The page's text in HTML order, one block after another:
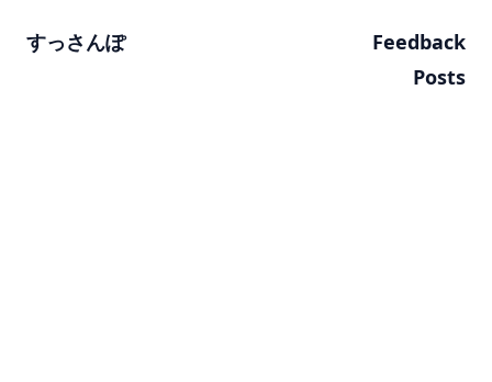
すっさんぽ
Feedback
Posts